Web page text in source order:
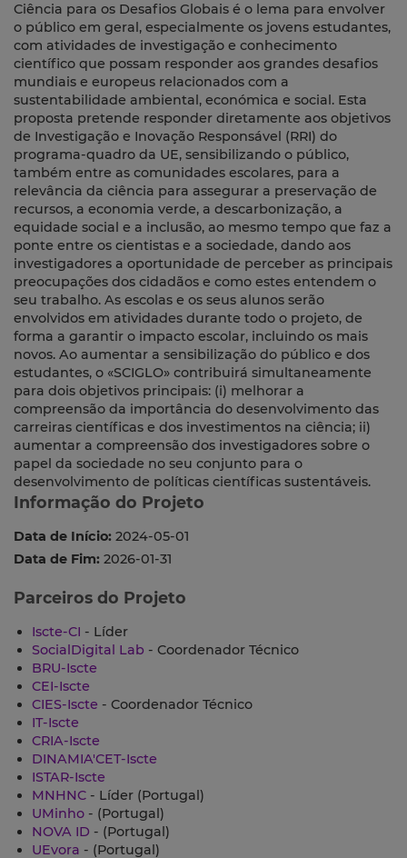
Ciência para os Desafios Globais é o lema para envolver
o público em geral, especialmente os jovens estudantes,
com atividades de investigação e conhecimento
científico que possam responder aos grandes desafios
mundiais e europeus relacionados com a
sustentabilidade ambiental, económica e social. Esta
proposta pretende responder diretamente aos objetivos
de Investigação e Inovação Responsável (RRI) do
programa-quadro da UE, sensibilizando o público,
também entre as comunidades escolares, para a
relevância da ciência para assegurar a preservação de
recursos, a economia verde, a descarbonização, a
equidade social e a inclusão, ao mesmo tempo que faz a
ponte entre os cientistas e a sociedade, dando aos
investigadores a oportunidade de perceber as principais
preocupações dos cidadãos e como estes entendem o
seu trabalho. As escolas e os seus alunos serão
envolvidos em atividades durante todo o projeto, de
forma a garantir o impacto escolar, incluindo os mais
novos. Ao aumentar a sensibilização do público e dos
estudantes, o «SCIGLO» contribuirá simultaneamente
para dois objetivos principais: (i) melhorar a
compreensão da importância do desenvolvimento das
carreiras científicas e dos investimentos na ciência; ii)
aumentar a compreensão dos investigadores sobre o
papel da sociedade no seu conjunto para o
desenvolvimento de políticas científicas sustentáveis.
Informação do Projeto
Data de Início: 2024-05-01
Data de Fim: 2026-01-31
Parceiros do Projeto
Iscte-CI - Líder
SocialDigital Lab - Coordenador Técnico
BRU-Iscte
CEI-Iscte
CIES-Iscte - Coordenador Técnico
IT-Iscte
CRIA-Iscte
DINAMIA'CET-Iscte
ISTAR-Iscte
MNHNC - Líder (Portugal)
UMinho - (Portugal)
NOVA ID - (Portugal)
UEvora - (Portugal)